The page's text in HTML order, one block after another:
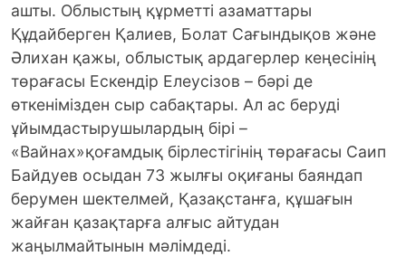
ашты. Облыстың құрметті азаматтары
Құдайберген Қалиев, Болат Сағындықов және
Әлихан қажы, облыстық ардагерлер кеңесінің
төрағасы Ескендір Елеусізов – бәрі де
өткенімізден сыр сабақтары. Ал ас беруді
ұйымдастырушылардың бірі –
«Вайнах»қоғамдық бірлестігінің төрағасы Саип
Байдуев осыдан 73 жылғы оқиғаны баяндап
берумен шектелмей, Қазақстанға, құшағын
жайған қазақтарға алғыс айтудан
жаңылмайтынын мәлімдеді.